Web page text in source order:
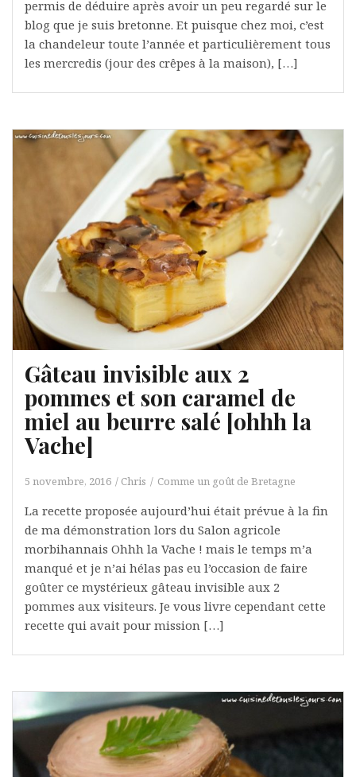
permis de déduire après avoir un peu regardé sur le
blog que je suis bretonne. Et puisque chez moi, c’est
la chandeleur toute l’année et particulièrement tous
les mercredis (jour des crêpes à la maison), […]
Gâteau invisible aux 2
pommes et son caramel de
miel au beurre salé [ohhh la
Vache]
5 novembre, 2016 Chris Comme un goût de Bretagne
La recette proposée aujourd’hui était prévue à la fin
de ma démonstration lors du Salon agricole
morbihannais Ohhh la Vache ! mais le temps m’a
manqué et je n’ai hélas pas eu l’occasion de faire
goûter ce mystérieux gâteau invisible aux 2
pommes aux visiteurs. Je vous livre cependant cette
recette qui avait pour mission […]